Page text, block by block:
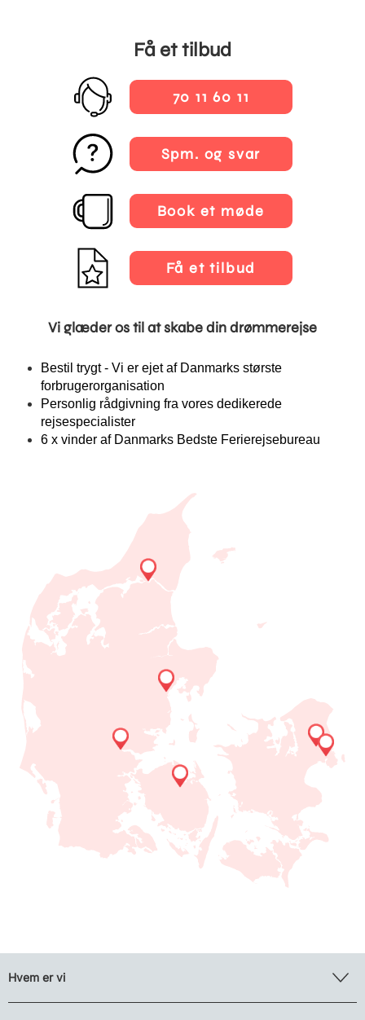
Få et tilbud
70 11 60 11
Spm. og svar
Book et møde
Få et tilbud
Vi glæder os til at skabe din drømmerejse
Bestil trygt - Vi er ejet af Danmarks største
forbrugerorganisation
Personlig rådgivning fra vores dedikerede
rejsespecialister
6 x vinder af Danmarks Bedste Ferierejsebureau
Hvem er vi